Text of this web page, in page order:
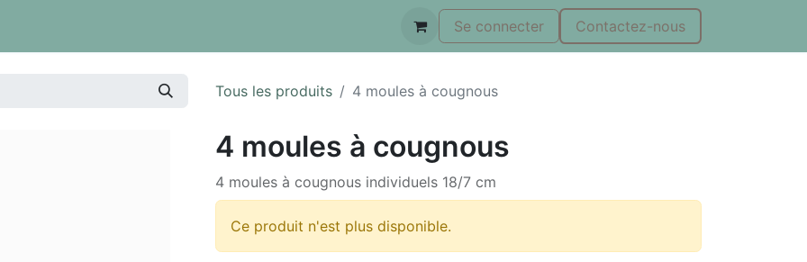
Se connecter Contactez-nous
Tous les produits 4 moules à cougnous
4 moules à cougnous
4 moules à cougnous individuels 18/7 cm
Ce produit n'est plus disponible.